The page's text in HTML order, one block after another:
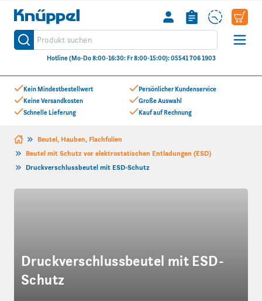
Kein Mindestbestellwert
Keine Versandkosten
Schnelle Lieferung
Persönlicher Kundenservice
Große Auswahl
Kauf auf Rechnung
Knüppel
Produkt suchen
Suche
Hotline (Mo-Do 8:00-16:30: Fr 8:00-15:00): 05541 706 1903
Zum Inhalt springen
Beutel, Hauben, Flachfolien
Beutel mit Schutz vor elektrostatischen Entladungen (ESD)
Druckverschlussbeutel mit ESD-Schutz
Druckverschlussbeutel mit ESD-
Schutz